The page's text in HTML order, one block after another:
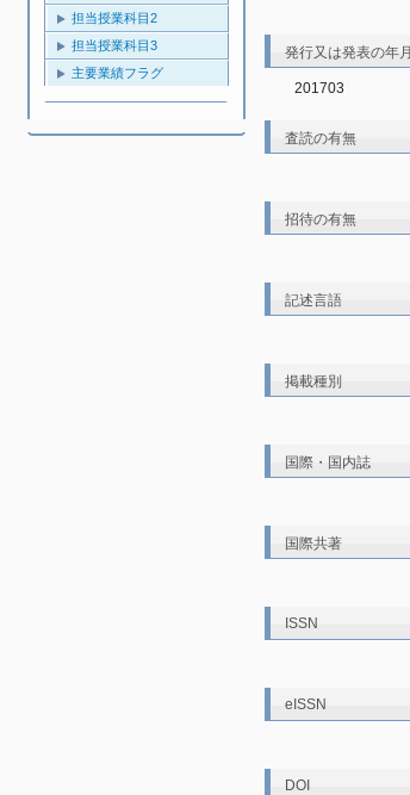
担当授業科目2
担当授業科目3
主要業績フラグ
発行又は発表の年月
201703
査読の有無
招待の有無
記述言語
掲載種別
国際・国内誌
国際共著
ISSN
eISSN
DOI